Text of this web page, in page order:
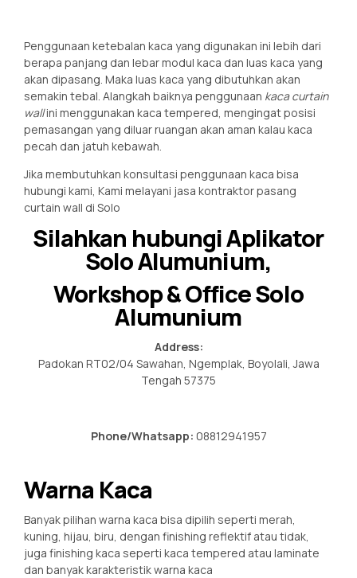
Penggunaan ketebalan kaca yang digunakan ini lebih dari
berapa panjang dan lebar modul kaca dan luas kaca yang
akan dipasang. Maka luas kaca yang dibutuhkan akan
semakin tebal. Alangkah baiknya penggunaan kaca curtain
wallini menggunakan kaca tempered, mengingat posisi
pemasangan yang diluar ruangan akan aman kalau kaca
pecah dan jatuh kebawah.
Jika membutuhkan konsultasi penggunaan kaca bisa
hubungi kami, Kami melayani jasa kontraktor pasang
curtain wall di Solo
Silahkan hubungi Aplikator
Solo Alumunium,
Workshop & Office Solo
Alumunium
Address:
Padokan RT02/04 Sawahan, Ngemplak, Boyolali, Jawa
Tengah 57375
Phone/Whatsapp: 08812941957
Warna Kaca
Banyak pilihan warna kaca bisa dipilih seperti merah,
kuning, hijau, biru, dengan finishing reflektif atau tidak,
juga finishing kaca seperti kaca tempered atau laminate
dan banyak karakteristik warna kaca